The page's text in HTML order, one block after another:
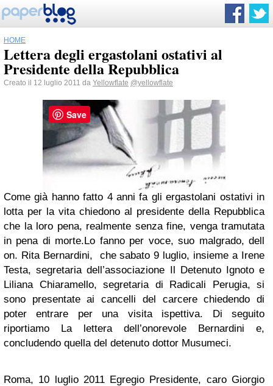
HOME
Lettera degli ergastolani ostativi al
Presidente della Repubblica
Creato il 12 luglio 2011 da Yellowflate @yellowflate
Come già hanno fatto 4 anni fa gli ergastolani ostativi in
lotta per la vita chiedono al presidente della Repubblica
che la loro pena, realmente senza fine, venga tramutata
in pena di morte.Lo fanno per voce, suo malgrado, dell
on. Rita Bernardini, che sabato 9 luglio, insieme a Irene
Testa, segretaria dell’associazione Il Detenuto Ignoto e
Liliana Chiaramello, segretaria di Radicali Perugia, si
sono presentate ai cancelli del carcere chiedendo di
poter entrare per una visita ispettiva. Di seguito
riportiamo La lettera dell’onorevole Bernardini e,
concludendo quella del detenuto dottor Musumeci.
Roma, 10 luglio 2011 Egregio Presidente, caro Giorgio
Save